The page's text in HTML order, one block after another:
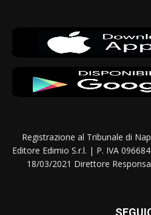
Registrazione al Tribunale di
Editore Edimio S.r.l. | P. IVA
18/03/2021 Direttore